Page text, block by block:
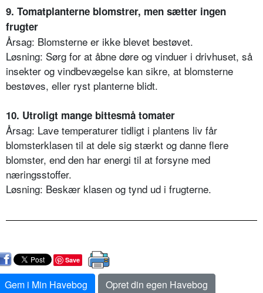
9. Tomatplanterne blomstrer, men sætter ingen
frugter
Årsag: Blomsterne er ikke blevet bestøvet.
Løsning: Sørg for at åbne døre og vinduer i drivhuset, så
insekter og vindbevægelse kan sikre, at blomsterne
bestøves, eller ryst planterne blidt.
10. Utroligt mange bittesmå tomater
Årsag: Lave temperaturer tidligt i plantens liv får
blomsterklasen til at dele sig stærkt og danne flere
blomster, end den har energi til at forsyne med
næringsstoffer.
Løsning: Beskær klasen og tynd ud i frugterne.
Save
Gem i Min Havebog
Opret din egen Havebog